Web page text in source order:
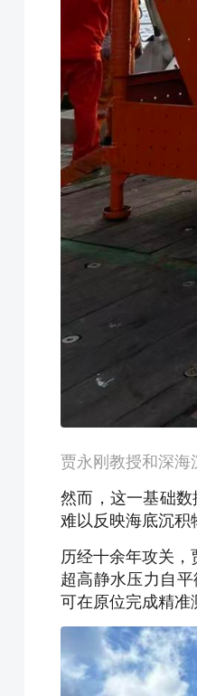
贾永刚教授和深海
然而，这一基础
难以反映海底沉积
历经十余年攻关
超高静水压力自
可在原位完成精准